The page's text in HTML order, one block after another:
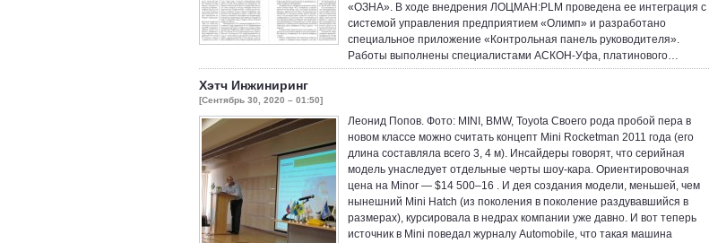
«ОЗНА». В ходе внедрения ЛОЦМАН:PLM проведена ее интеграция с
системой управления предприятием «Олимп» и разработано
специальное приложение «Контрольная панель руководителя».
Работы выполнены специалистами АСКОН-Уфа, платинового…
Хэтч Инжиниринг
[Сентябрь 30, 2020 – 01:50]
Леонид Попов. Фото: MINI, BMW, Toyota Своего рода пробой пера в
новом классе можно считать концепт Mini Rocketman 2011 года (его
длина составляла всего 3, 4 м). Инсайдеры говорят, что серийная
модель унаследует отдельные черты шоу-кара. Ориентировочная
цена на Minor — $14 500–16 . И дея создания модели, меньшей, чем
нынешний Mini Hatch (из поколения в поколение раздувавшийся в
размерах), курсировала в недрах компании уже давно. И вот теперь
источник в Mini поведал журналу Automobile, что такая машина